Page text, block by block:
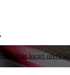
Puține locuri oferă